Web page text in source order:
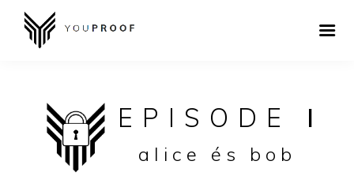
EPISODE I
alice és bob